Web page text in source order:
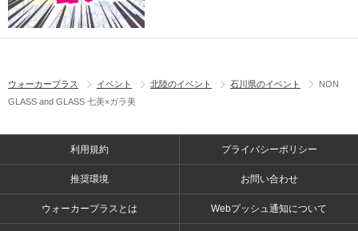
ウォーカープラス イベント 北陸のイベント 石川県のイベント
NON
GLASS and GLASS 七美×ガラ美
利用規約 プライバシーポリシー
推奨環境 お問い合わせ
ウォーカープラスとは Webプッシュ通知について